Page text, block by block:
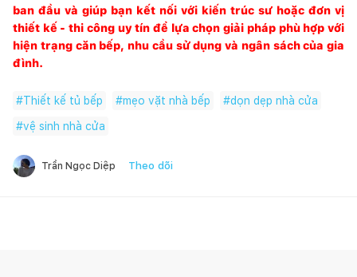
ban đầu và giúp bạn kết nối với kiến trúc sư hoặc đơn vị
thiết kế - thi công uy tín để lựa chọn giải pháp phù hợp với
hiện trạng căn bếp, nhu cầu sử dụng và ngân sách của gia
đình.
#Thiết kế tủ bếp #mẹo vặt nhà bếp #dọn dẹp nhà cửa
#vệ sinh nhà cửa
Trần Ngọc Diệp Theo dõi